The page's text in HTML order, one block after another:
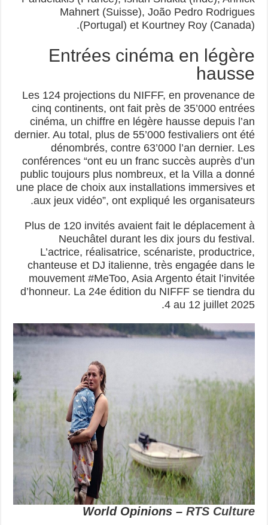
Mahnert (Suisse), João Pedro Rodrigues
(Portugal) et Kourtney Roy (Canada).
Entrées cinéma en légère
hausse
Les 124 projections du NIFFF, en provenance de
cinq continents, ont fait près de 35’000 entrées
cinéma, un chiffre en légère hausse depuis l’an
dernier. Au total, plus de 55’000 festivaliers ont été
dénombrés, contre 63’000 l’an dernier. Les
conférences “ont eu un franc succès auprès d’un
public toujours plus nombreux, et la Villa a donné
une place de choix aux installations immersives et
aux jeux vidéo”, ont expliqué les organisateurs.
Plus de 120 invités avaient fait le déplacement à
Neuchâtel durant les dix jours du festival.
L’actrice, réalisatrice, scénariste, productrice,
chanteuse et DJ italienne, très engagée dans le
mouvement #MeToo, Asia Argento était l’invitée
d’honneur. La 24e édition du NIFFF se tiendra du
4 au 12 juillet 2025.
World Opinions –RTS Culture